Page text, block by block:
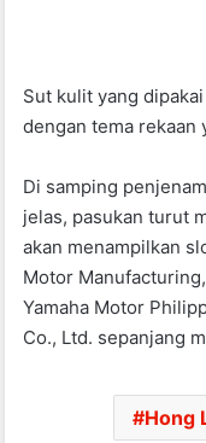
Sut kulit yang
dengan tema rekaan
Di samping
jelas, pasukan turut
akan menampilkan
Motor
Yamaha Motor
Co., Ltd. sepanjang
Hong